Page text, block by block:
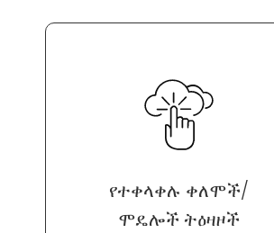
የተቀላቀሉ ቀለሞች/
ሞዴሎች ትዕዛዞች